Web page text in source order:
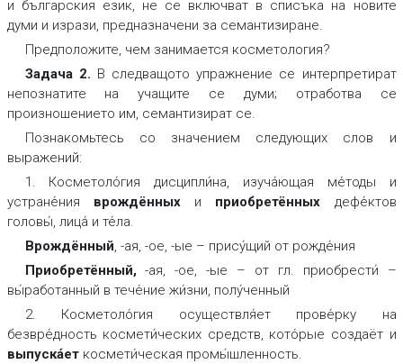
и българския език, не се включват в списъка на новите
думи и изрази, предназначени за семантизиране.
Предположите, чем занимается косметология?
Задача 2. В следващото упражнение се интерпретират
непознатите на учащите се думи; отработва се
произношението им, семантизират се.
Познакомьтесь со значением следующих слов и
выражений:
1. Косметоло́гия дисципли́на, изуча́ющая ме́тоды и
устране́ния врождённыхи приобретённых дефе́ктов
головы́, лица́ и те́ла.
Врождённый, -ая, -ое, -ые – прису́щий от рожде́ния
Приобретённый,-ая, -ое, -ые – от гл. приобрести́ –
вы́работанный в тече́ние жи́зни, полу́ченный
2. Косметоло́гия осуществля́ет прове́рку на
безвре́дность космети́ческих средств, кото́рые создаёт и
выпуска́еткосмети́ческая промы́шленность.